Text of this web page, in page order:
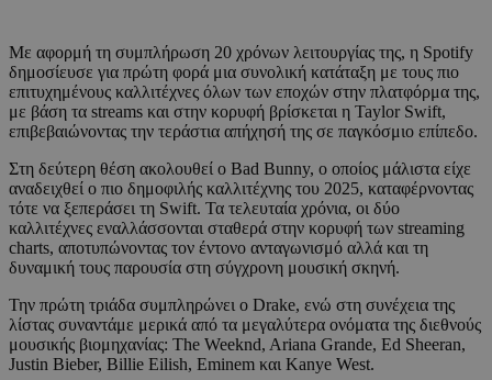
Με αφορμή τη συμπλήρωση 20 χρόνων λειτουργίας της, η Spotify
δημοσίευσε για πρώτη φορά μια συνολική κατάταξη με τους πιο
επιτυχημένους καλλιτέχνες όλων των εποχών στην πλατφόρμα της,
με βάση τα streams και στην κορυφή βρίσκεται η Taylor Swift,
επιβεβαιώνοντας την τεράστια απήχησή της σε παγκόσμιο επίπεδο.
Στη δεύτερη θέση ακολουθεί ο Bad Bunny, ο οποίος μάλιστα είχε
αναδειχθεί ο πιο δημοφιλής καλλιτέχνης του 2025, καταφέρνοντας
τότε να ξεπεράσει τη Swift. Τα τελευταία χρόνια, οι δύο
καλλιτέχνες εναλλάσσονται σταθερά στην κορυφή των streaming
charts, αποτυπώνοντας τον έντονο ανταγωνισμό αλλά και τη
δυναμική τους παρουσία στη σύγχρονη μουσική σκηνή.
Την πρώτη τριάδα συμπληρώνει ο Drake, ενώ στη συνέχεια της
λίστας συναντάμε μερικά από τα μεγαλύτερα ονόματα της διεθνούς
μουσικής βιομηχανίας: The Weeknd, Ariana Grande, Ed Sheeran,
Justin Bieber, Billie Eilish, Eminem και Kanye West.